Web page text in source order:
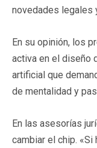
novedades legales
En su opinión, los
activa en el diseño
artificial que
de mentalidad y
En las asesorías
cambiar el chip.